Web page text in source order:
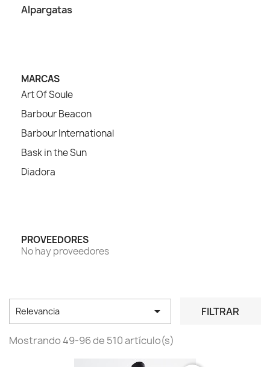
Alpargatas
MARCAS
Art Of Soule
Barbour Beacon
Barbour International
Bask in the Sun
Diadora
PROVEEDORES
No hay proveedores
Relevancia  FILTRAR
Mostrando 49-96 de 510 artículo(s)